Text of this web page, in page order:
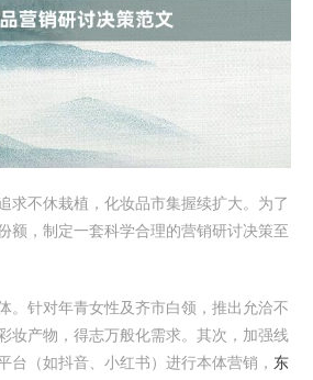
求不休栽植，化妆品市集握续扩大。为了
额，制定一套科学合理的营销研讨决策至
。针对年青女性及齐市白领，推出允洽不
妆产物，得志万般化需求。其次，加强线
台（如抖音、小红书）进行本体营销， 东